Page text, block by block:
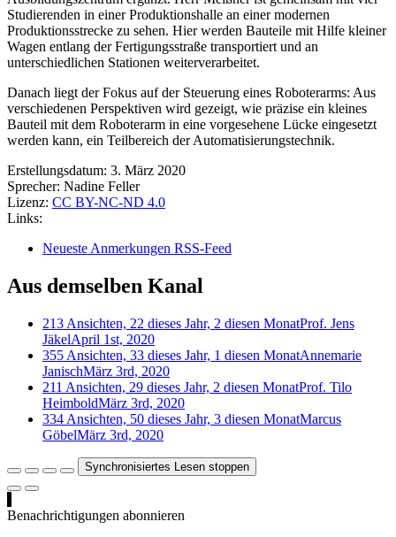
Studierenden in einer Produktionshalle an einer modernen
Produktionsstrecke zu sehen. Hier werden Bauteile mit Hilfe kleiner
Wagen entlang der Fertigungsstraße transportiert und an
unterschiedlichen Stationen weiterverarbeitet.
Danach liegt der Fokus auf der Steuerung eines Roboterarms: Aus
verschiedenen Perspektiven wird gezeigt, wie präzise ein kleines
Bauteil mit dem Roboterarm in eine vorgesehene Lücke eingesetzt
werden kann, ein Teilbereich der Automatisierungstechnik.
Erstellungsdatum: 3. März 2020
Sprecher: Nadine Feller
Lizenz: CC BY-NC-ND 4.0
Links:
Neueste Anmerkungen RSS-Feed
Aus demselben Kanal
213 Ansichten, 22 dieses Jahr, 2 diesen MonatProf. Jens
JäkelApril 1st, 2020
355 Ansichten, 33 dieses Jahr, 1 diesen MonatAnnemarie
JanischMärz 3rd, 2020
211 Ansichten, 29 dieses Jahr, 2 diesen MonatProf. Tilo
HeimboldMärz 3rd, 2020
334 Ansichten, 50 dieses Jahr, 3 diesen MonatMarcus
GöbelMärz 3rd, 2020
Synchronisiertes Lesen stoppen
Benachrichtigungen abonnieren